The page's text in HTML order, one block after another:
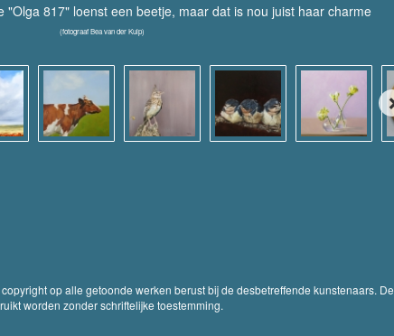
"Olga 817" loenst een beetje, maar dat is nou juist haar charme
(fotograaf Bea van der Kuip)
copyright op alle getoonde werken berust bij de desbetreffende kunstenaars. De
worden zonder schriftelijke toestemming.